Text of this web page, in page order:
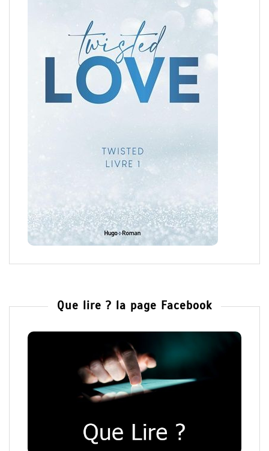
Que lire ? la page Facebook